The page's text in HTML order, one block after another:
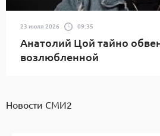
23 июля 2026 09:35
Анатолий Цой тайно
возлюбленной
Новости СМИ2